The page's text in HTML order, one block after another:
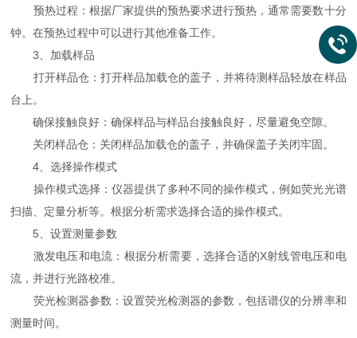
预热过程：根据厂家提供的预热要求进行预热，通常需要数十分
钟。在预热过程中可以进行其他准备工作。
3、加载样品
打开样品仓：打开样品加载仓的盖子，并将待测样品轻放在样品
台上。
确保接触良好：确保样品与样品台接触良好，尽量避免空隙。
关闭样品仓：关闭样品加载仓的盖子，并确保盖子关闭牢固。
4、选择操作模式
操作模式选择：仪器提供了多种不同的操作模式，例如荧光光谱
扫描、定量分析等。根据分析需求选择合适的操作模式。
5、设置测量参数
激发电压和电流：根据分析需要，选择合适的X射线管电压和电
流，并进行光路校准。
荧光检测器参数：设置荧光检测器的参数，包括谱仪的分辨率和
测量时间。